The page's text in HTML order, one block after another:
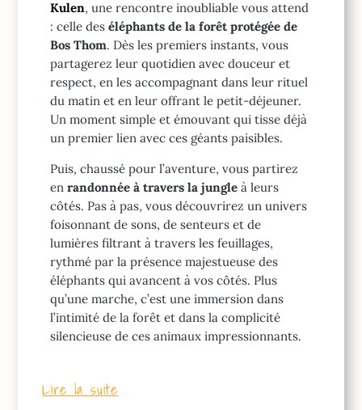
Kulen, une rencontre inoubliable vous attend
: celle deséléphants de la forêt protégée de
Bos Thom. Dès les premiers instants, vous
partagerez leur quotidien avec douceur et
respect, en les accompagnant dans leur rituel
du matin et en leur offrant le petit-déjeuner.
Un moment simple et émouvant qui tisse déjà
un premier lien avec ces géants paisibles.
Puis, chaussé pour l’aventure, vous partirez
enrandonnée à travers la jungle à leurs
côtés. Pas à pas, vous découvrirez un univers
foisonnant de sons, de senteurs et de
lumières filtrant à travers les feuillages,
rythmé par la présence majestueuse des
éléphants qui avancent à vos côtés. Plus
qu’une marche, c’est une immersion dans
l’intimité de la forêt et dans la complicité
silencieuse de ces animaux impressionnants.
Lire la suite